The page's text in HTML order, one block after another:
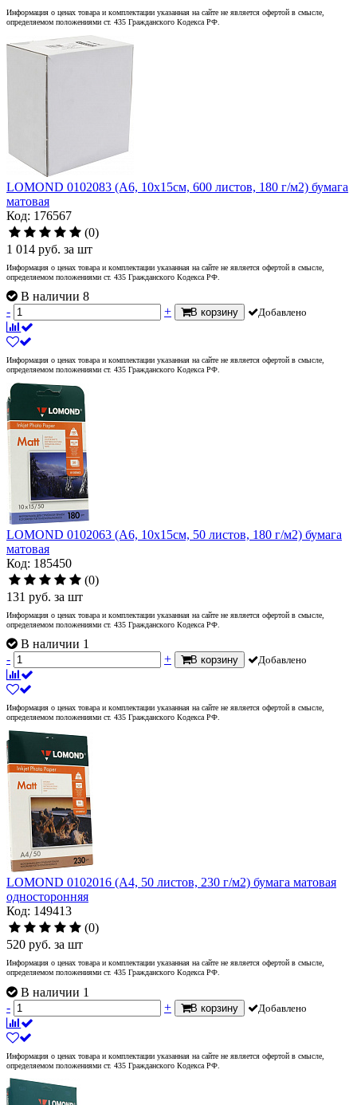
Информация о ценах товара и комплектации указанная на сайте не является офертой в смысле,
определяемом положениями ст. 435 Гражданского Кодекса РФ.
LOMOND 0102083 (A6, 10x15см, 600 листов, 180 г/м2) бумага
матовая
Код: 176567
(0)
1 014 руб. за шт
Информация о ценах товара и комплектации указанная на сайте не является офертой в смысле,
определяемом положениями ст. 435 Гражданского Кодекса РФ.
В наличии 8
-
+ В корзину Добавлено
Информация о ценах товара и комплектации указанная на сайте не является офертой в смысле,
определяемом положениями ст. 435 Гражданского Кодекса РФ.
LOMOND 0102063 (A6, 10x15см, 50 листов, 180 г/м2) бумага
матовая
Код: 185450
(0)
131 руб. за шт
Информация о ценах товара и комплектации указанная на сайте не является офертой в смысле,
определяемом положениями ст. 435 Гражданского Кодекса РФ.
В наличии 1
-
+ В корзину Добавлено
Информация о ценах товара и комплектации указанная на сайте не является офертой в смысле,
определяемом положениями ст. 435 Гражданского Кодекса РФ.
LOMOND 0102016 (A4, 50 листов, 230 г/м2) бумага матовая
односторонняя
Код: 149413
(0)
520 руб. за шт
Информация о ценах товара и комплектации указанная на сайте не является офертой в смысле,
определяемом положениями ст. 435 Гражданского Кодекса РФ.
В наличии 1
-
+ В корзину Добавлено
Информация о ценах товара и комплектации указанная на сайте не является офертой в смысле,
определяемом положениями ст. 435 Гражданского Кодекса РФ.